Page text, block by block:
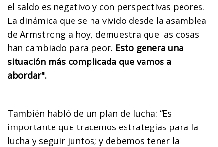
el saldo es negativo y con perspectivas peores.
La dinámica que se ha vivido desde la asamblea
de Armstrong a hoy, demuestra que las cosas
han cambiado para peor. Esto genera una
situación más complicada que vamos a
abordar".
También habló de un plan de lucha: “Es
importante que tracemos estrategias para la
lucha y seguir juntos; y debemos tener la